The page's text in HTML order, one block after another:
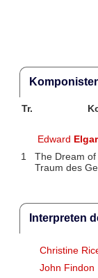
Tr.
Edward Elgar
1
The Dream
Traum des
Interpreten
Christine
John Findon